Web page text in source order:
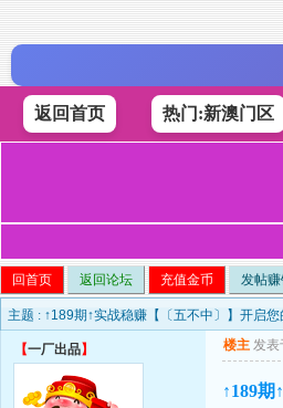
返回首页 热门:新澳门区
回首页 返回论坛 充值金币 发帖
主题 : ↑189期↑实战稳赚【〔五不中〕】开启
【一厂出品】 楼主 发表
↑189